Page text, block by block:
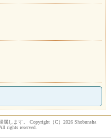
します。 Copyright（C）2026 Shobunsha
rights reserved.